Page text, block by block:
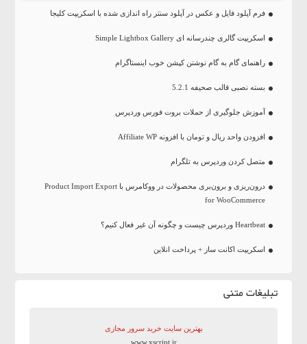
فرم آپلود فایل و عکس در آپلود سنتر راه اندازی شده با اسکریپت کلیجا
اسکریپت گالری چندرسانه ای Simple Lightbox Gallery
راهنمای گام به گام نوشتن کپشن خوب اینستاگرام
بسته نصبی قالب صحیفه 5.2.1
آموزش جلوگیری از حملات بروت فورس وردپرس
افزودن واحد ریال و تومان با افزونه Affiliate WP
متصل کردن وردپرس به تلگرام
درون‌ریزی و برون‌بری محصولات در ووکامرس با Product Import Export
for WooCommerce
Heartbeat وردپرس چیست و چگونه آن غیر فعال کنیم؟
اسکریپت اکانت ساز + پرداخت انلاین
تبلیغات متنی
بهترین سایت‌ خرید سرور مجازی
www.xscript.ir